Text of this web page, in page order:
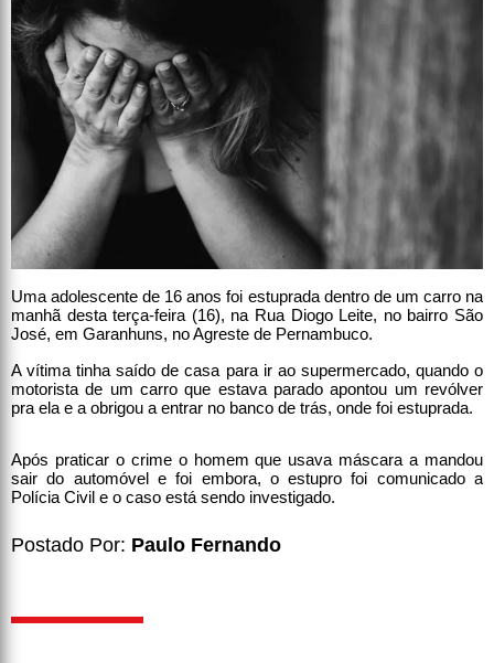
Uma adolescente de 16 anos foi estuprada dentro de um carro na
manhã desta terça-feira (16), na Rua Diogo Leite, no bairro São
José, em Garanhuns, no Agreste de Pernambuco.
A vítima tinha saído de casa para ir ao supermercado, quando o
motorista de um carro que estava parado apontou um revólver
pra ela e a obrigou a entrar no banco de trás, onde foi estuprada.
Após praticar o crime o homem que usava máscara a mandou
sair do automóvel e foi embora, o estupro foi comunicado a
Polícia Civil e o caso está sendo investigado.
Postado Por: Paulo Fernando